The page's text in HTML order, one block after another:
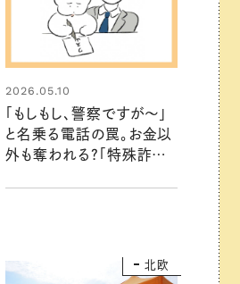
2026.05.10
「もしもし、警察ですが～」
と名乗る電話の罠。お金以
外も奪われる？「特殊詐欺」
北欧